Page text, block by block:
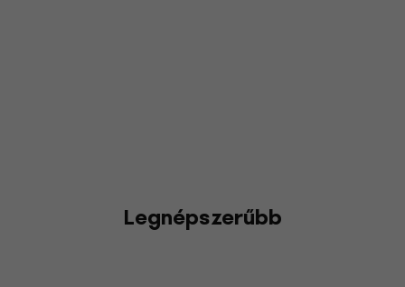
Legnépszerűbb